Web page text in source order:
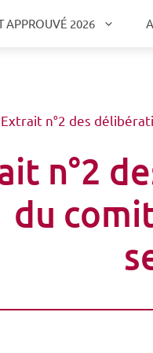
APPROUVÉ 2026
Extrait n°2 des
n°2
du